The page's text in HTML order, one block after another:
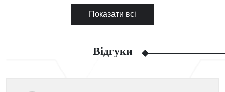
Показати всі
Відгуки